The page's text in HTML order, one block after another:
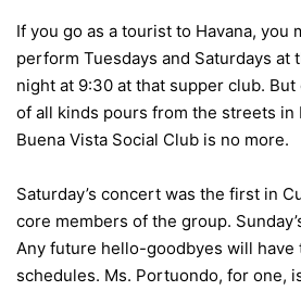
If you go as a tourist to Havana, you
perform Tuesdays and Saturdays at
night at 9:30 at that supper club. But
of all kinds pours from the streets in
Buena Vista Social Club is no more.
Saturday’s concert was the first in
core members of the group.
Any future hello-goodbyes will have
schedules. Ms. Portuondo, for one,